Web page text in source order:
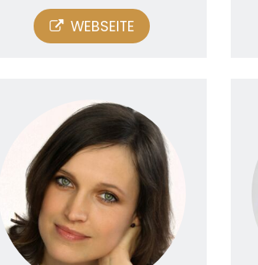
dieses Video anzusehen.
Mehr
Powered by
Usercentrics
Consent Management
Platform
WEBSEITE